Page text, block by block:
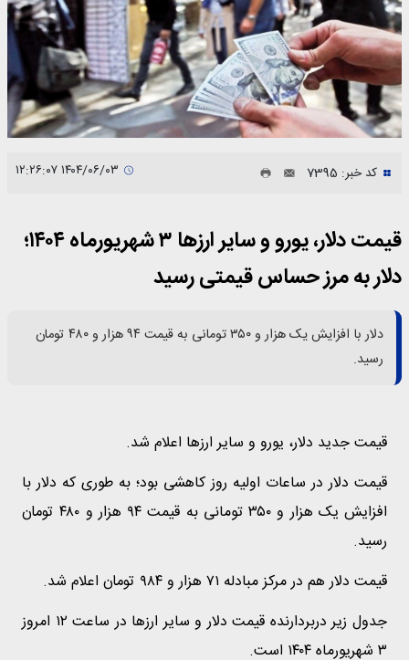
کد خبر: 7395
قیمت دلار، یورو و سایر ارزها ۳ شهریورماه ۱۴۰۴؛
دلار به مرز حساس قیمتی رسید
دلار با افزایش یک هزار و ۳۵۰ تومانی به قیمت ۹۴ هزار و ۴۸۰ تومان
رسید.
قیمت جدید دلار، یورو و سایر ارزها اعلام شد.
قیمت‌ دلار در ساعات اولیه روز کاهشی بود؛ به طوری که دلار با
افزایش یک هزار و ۳۵۰ تومانی به قیمت ۹۴ هزار و ۴۸۰ تومان
رسید.
قیمت دلار هم در مرکز مبادله ۷۱ هزار و ۹۸۴ تومان اعلام شد.
جدول زیر دربردارنده قیمت دلار و سایر ارزها در ساعت ۱۲ امروز
۳ شهریورماه ۱۴۰۴ است.